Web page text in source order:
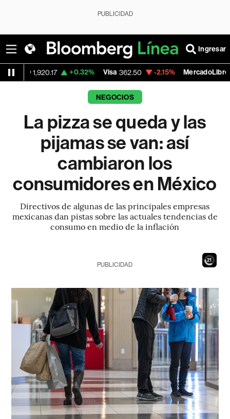
PUBLICIDAD
Ingresar
+0.32% Visa 362.50 -2.15% MercadoLibre 1,821.795 -
NEGOCIOS
La pizza se queda y las
pijamas se van: así
cambiaron los
consumidores en México
Directivos de algunas de las principales empresas
mexicanas dan pistas sobre las actuales tendencias de
consumo en medio de la inflación
19
PUBLICIDAD